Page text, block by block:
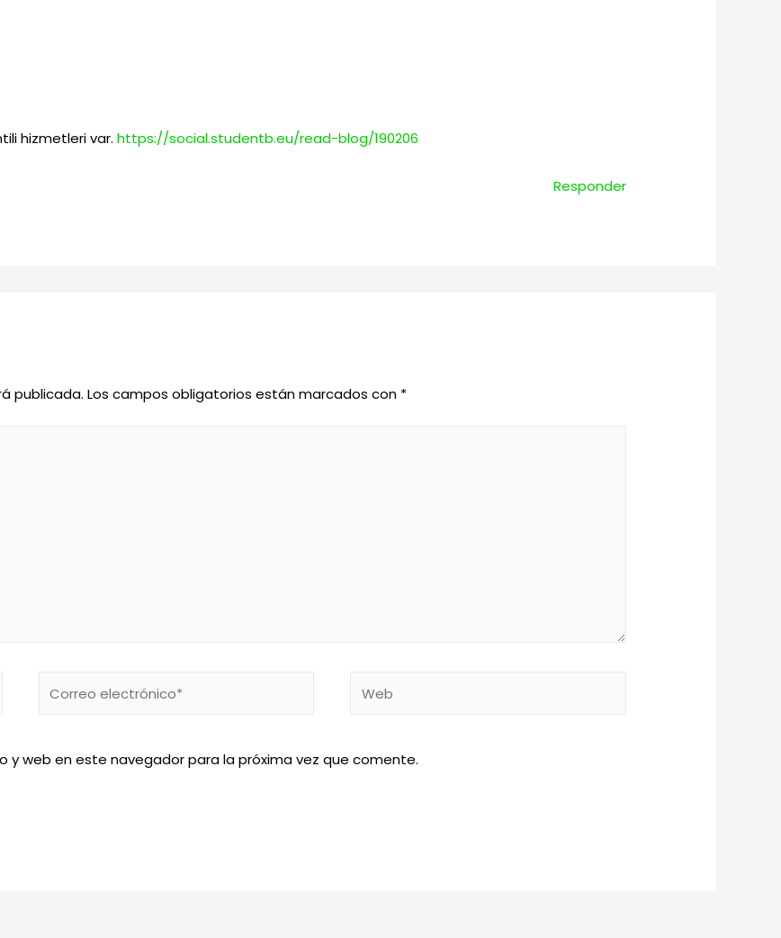
hizmetleri var.https://social.studentb.eu/read-blog/190206
Responder
publicada. Los campos obligatorios están marcados con *
y web en este navegador para la próxima vez que comente.